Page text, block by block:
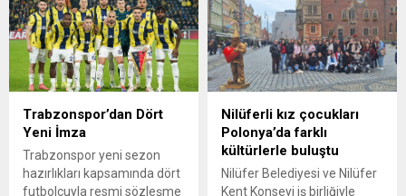
Trabzonspor’dan Dört
Yeni İmza
Trabzonspor yeni sezon
hazırlıkları kapsamında dört
futbolcuyla resmi sözleşme
Nilüferli kız çocukları
Polonya’da farklı
kültürlerle buluştu
Nilüfer Belediyesi ve Nilüfer
Kent Konseyi iş birliğiyle